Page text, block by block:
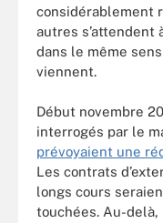
considérablement
autres s’attendent
dans le même
viennent.
Début novembre
interrogés par le
prévoyaient une
Les contrats
longs cours
touchées. Au-